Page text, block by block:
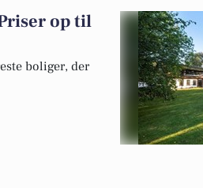
op til
boliger, der